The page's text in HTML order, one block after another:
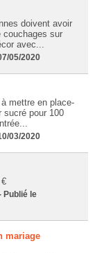
doivent avoir
couchages sur
avec...
05/2020
mettre en place-
sucré pour 100
03/2020
Publié le
mariage